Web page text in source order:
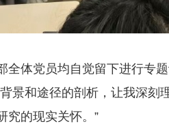
体党员均自觉留下进行专
景和途径的剖析，让我深刻
究的现实关怀。”